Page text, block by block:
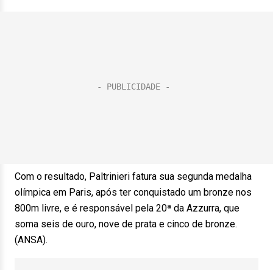
Com o resultado, Paltrinieri fatura sua segunda medalha
olímpica em Paris, após ter conquistado um bronze nos
800m livre, e é responsável pela 20ª da Azzurra, que
soma seis de ouro, nove de prata e cinco de bronze.
(ANSA).